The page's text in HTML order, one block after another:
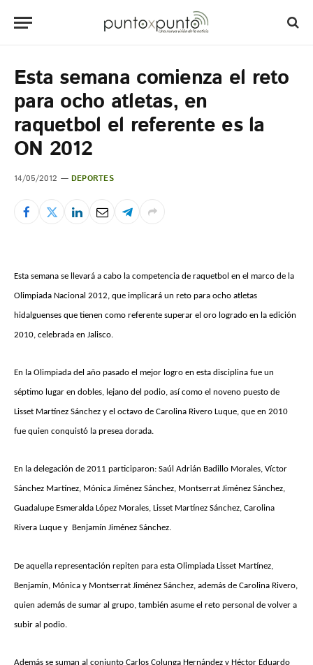
Esta semana comienza el reto
para ocho atletas, en
raquetbol el referente es la
ON 2012
14/05/2012 DEPORTES
Esta semana se llevará a cabo la competencia de raquetbol en el marco de la
Olimpiada Nacional 2012, que implicará un reto para ocho atletas
hidalguenses que tienen como referente superar el oro logrado en la edición
2010, celebrada en Jalisco.
En la Olimpiada del año pasado el mejor logro en esta disciplina fue un
séptimo lugar en dobles, lejano del podio, así como el noveno puesto de
Lisset Martínez Sánchez y el octavo de Carolina Rivero Luque, que en 2010
fue quien conquistó la presea dorada.
En la delegación de 2011 participaron: Saúl Adrián Badillo Morales, Víctor
Sánchez Martínez, Mónica Jiménez Sánchez, Montserrat Jiménez Sánchez,
Guadalupe Esmeralda López Morales, Lisset Martínez Sánchez, Carolina
Rivera Luque y Benjamín Jiménez Sánchez.
De aquella representación repiten para esta Olimpiada Lisset Martínez,
Benjamín, Mónica y Montserrat Jiménez Sánchez, además de Carolina Rivero,
quien además de sumar al grupo, también asume el reto personal de volver a
subir al podio.
Además se suman al conjunto Carlos Colunga Hernández y Héctor Eduardo